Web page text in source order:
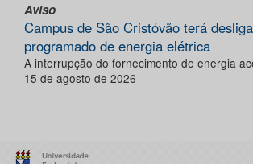
Aviso
Campus de São Cristóvão terá
programado de energia elétrica
A interrupção do fornecimento de energia
15 de agosto de 2026